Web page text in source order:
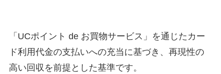
「UCポイント de お買物サービス」を通じたカー
ド利用代金の支払いへの充当に基づき、再現性の
高い回収を前提とした基準です。